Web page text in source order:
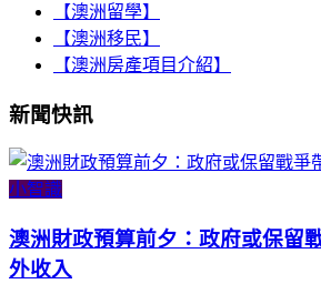
【澳洲留學】
【澳洲移民】
【澳洲房產項目介紹】
新聞快訊
小智識
澳洲財政預算前夕：政府或保留
外收入